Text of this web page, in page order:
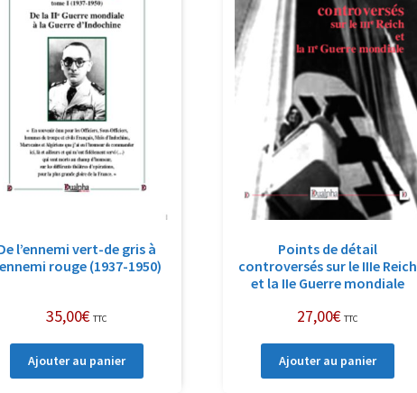
l’ennemi vert-de gris à
rouge (1937-1950)
35,00€ TTC
Ajouter au panier
Points de détail
controversés sur le IIIe Reich
et la IIe Guerre mondiale
27,00€ TTC
Ajouter au panier